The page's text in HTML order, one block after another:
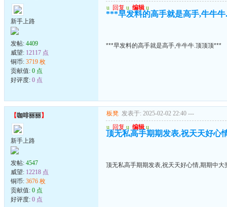
新手上路
发帖: 4409
威望: 12117 点
铜币: 3719 枚
贡献值: 0 点
好评度: 0 点
u 回复 u 编辑 u
***早发料的高手就是高手,牛牛
***早发料的高手就是高手,牛牛牛.顶顶顶***
【咖啡丽丽】
新手上路
发帖: 4547
威望: 12218 点
铜币: 3676 枚
贡献值: 0 点
好评度: 0 点
板凳 发表于: 2025-02-02 22:40 ---
u 回复 u 编辑 u
顶无私高手期期发表,祝天天好心
顶无私高手期期发表,祝天天好心情,期期中大